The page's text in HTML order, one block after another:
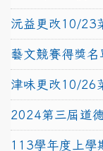
沅益更改10/23
藝文競賽得獎
津味更改10/26
2024第三屆道
113學年度上